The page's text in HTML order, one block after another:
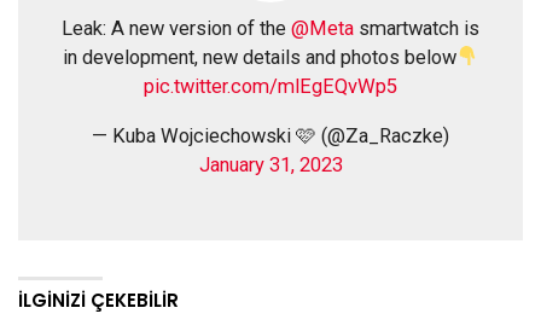
Leak: A new version of the @Meta smartwatch is
in development, new details and photos below
pic.twitter.com/mlEgEQvWp5
— Kuba Wojciechowski 🩷 (@Za_Raczke)
January 31, 2023
İLGINIZI ÇEKEBILIR